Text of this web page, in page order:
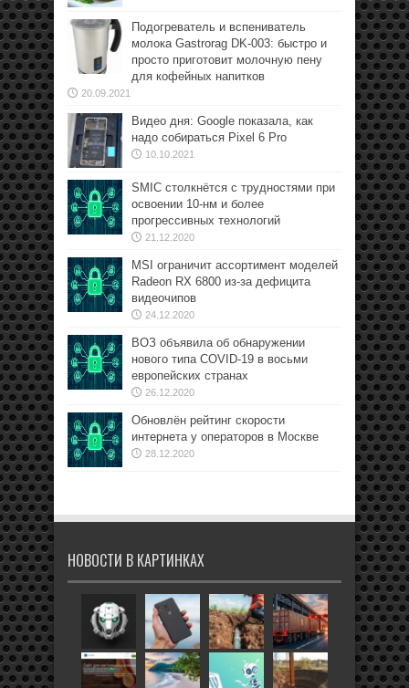
Подогреватель и вспениватель
молока Gastrorag DK-003: быстро и
просто приготовит молочную пену
для кофейных напитков
20.09.2021
Видео дня: Google показала, как
надо собираться Pixel 6 Pro
10.10.2021
SMIC столкнётся с трудностями при
освоении 10-нм и более
прогрессивных технологий
21.12.2020
MSI ограничит ассортимент моделей
Radeon RX 6800 из-за дефицита
видеочипов
24.12.2020
ВОЗ объявила об обнаружении
нового типа COVID-19 в восьми
европейских странах
26.12.2020
Обновлён рейтинг скорости
интернета у операторов в Москве
28.12.2020
НОВОСТИ В КАРТИНКАХ